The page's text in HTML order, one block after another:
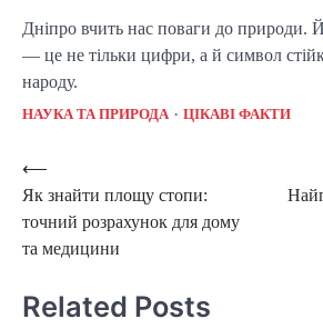
Дніпро вчить нас поваги до природи.
— це не тільки цифри, а й символ
народу.
НАУКА ТА ПРИРОДА ЦІКАВІ ФАКТИ
Post
navigation
⟵
Як знайти площу стопи:
точний розрахунок для дому
та медицини
Related Posts